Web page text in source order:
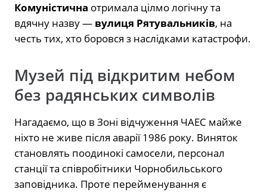
Комуністична отримала цілмо логічну та
вдячну назву — вулиця Рятувальників, на
честь тих, хто боровся з наслідками катастрофи.
Музей під відкритим небом
без радянських символів
Нагадаємо, що в Зоні відчуження ЧАЕС майже
ніхто не живе після аварії 1986 року. Виняток
становлять поодинокі самосели, персонал
станції та співробітники Чорнобильського
заповідника. Проте перейменування є